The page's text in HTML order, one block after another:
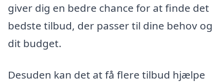
giver dig en bedre chance for at finde det
bedste tilbud, der passer til dine behov og
dit budget.
Desuden kan det at få flere tilbud hjælpe